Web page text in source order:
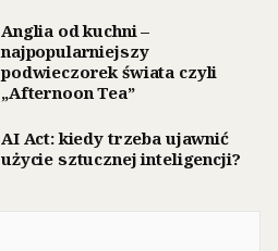
Anglia od kuchni –
najpopularniejszy
podwieczorek świata czyli
„Afternoon Tea”
AI Act: kiedy trzeba ujawnić
użycie sztucznej inteligencji?